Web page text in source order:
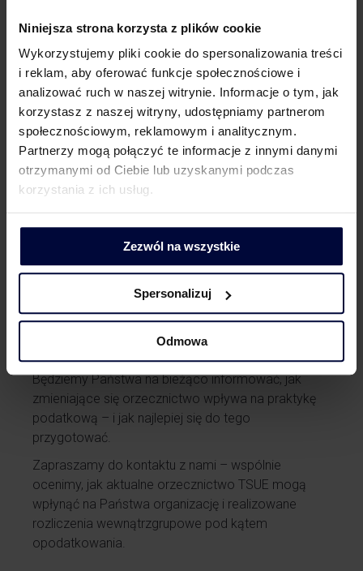
Niniejsza strona korzysta z plików cookie
Wykorzystujemy pliki cookie do spersonalizowania treści
i reklam, aby oferować funkcje społecznościowe i
analizować ruch w naszej witrynie. Informacje o tym, jak
korzystasz z naszej witryny, udostępniamy partnerom
społecznościowym, reklamowym i analitycznym.
Partnerzy mogą połączyć te informacje z innymi danymi
otrzymanymi od Ciebie lub uzyskanymi podczas
korzystania z ich usług.
Zezwól na wszystkie
Spersonalizuj
Odmowa
Jak eksperci MDDP mogą
pomóc?
Eksperci MDDP wspierają firmy w kompleksowym
podejściu do rozliczeń wewnątrzgrupowych –
również w świetle aktualnych i przyszłych
rozstrzygnięć kwestii podatkowych przez TSUE.
Łączymy interdyscyplinarną wiedzę z obszaru CIT,
w tym cen transferowych i VAT, identyfikując w tym
samym czasie potencjalne ryzyka z perspektywy
i wspierając w przygotowaniu rozwiązań zgodnych
z obowiązującymi regulacjami.
W kolejnych wpisach przybliżymy Państwu
szczegółowo najnowsze sprawy TSUE i stanowiska
Rzeczników Generalnych – każdy wyrok i opinia
TSUE to osobny temat do szczegółowej analizy.
Będziemy Państwa na bieżąco informować, jak
zmieniające się orzecznictwo wpływa na praktykę
podatkową – i jak najlepiej się do tego
przygotować.
Zapraszamy do kontaktu z nami – wspólnie
ocenimy, jak aktualne orzecznictwo TSUE mogą
wpłynąć na Państwa organizację i realizowane
rozliczenia wewnątrzgrupowe pod kątem
opodatkowania.